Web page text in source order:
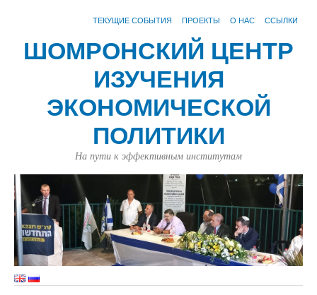
ТЕКУЩИЕ СОБЫТИЯ ПРОЕКТЫ О НАС ССЫЛКИ
ШОМРОНСКИЙ ЦЕНТР
ИЗУЧЕНИЯ
ЭКОНОМИЧЕСКОЙ
ПОЛИТИКИ
На пути к эффективным институтам